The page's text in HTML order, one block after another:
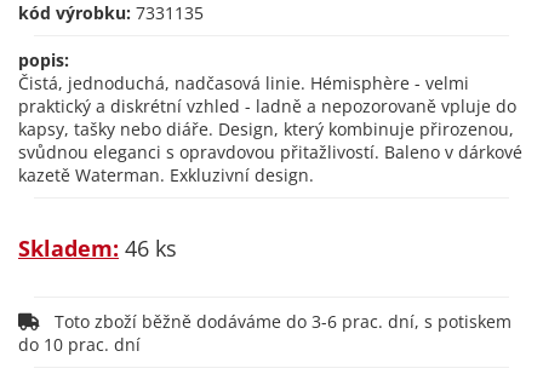
kód výrobku: 7331135
popis:
Čistá, jednoduchá, nadčasová linie. Hémisphère - velmi
praktický a diskrétní vzhled - ladně a nepozorovaně vpluje do
kapsy, tašky nebo diáře. Design, který kombinuje přirozenou,
svůdnou eleganci s opravdovou přitažlivostí. Baleno v dárkové
kazetě Waterman. Exkluzivní design.
Skladem: 46 ks
Toto zboží běžně dodáváme do 3-6 prac. dní, s potiskem
do 10 prac. dní